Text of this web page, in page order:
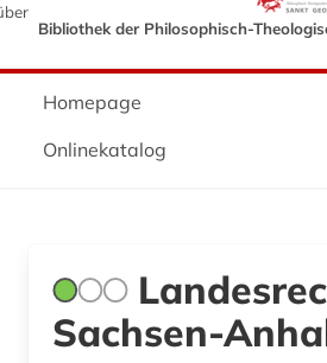
Bibliothek der Philosophisch-
Homepage
Onlinekatalog
Sachsen-